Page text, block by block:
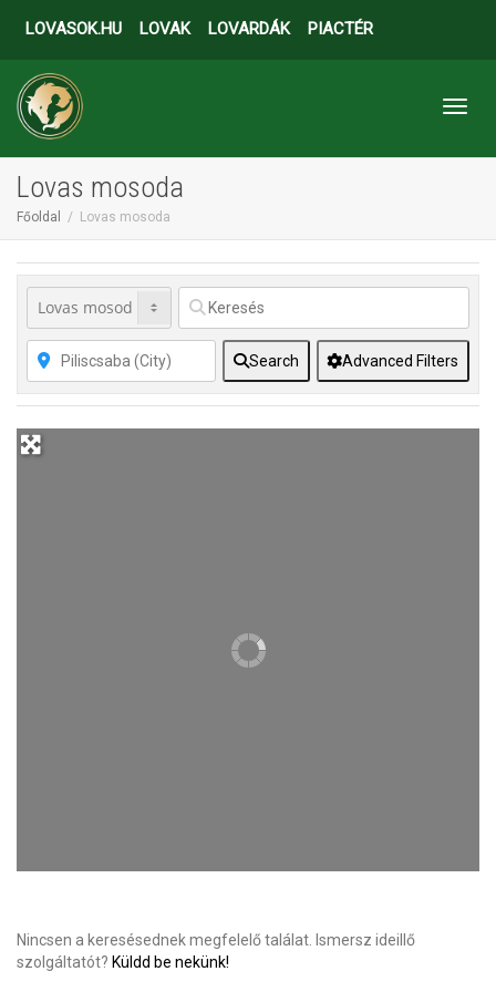
LOVASOK.HU LOVAK LOVARDÁK PIACTÉR
Lovas mosoda
Főoldal Lovas mosoda
Search Advanced Filters
Nincsen a keresésednek megfelelő találat. Ismersz ideillő
szolgáltatót? Küldd be nekünk!